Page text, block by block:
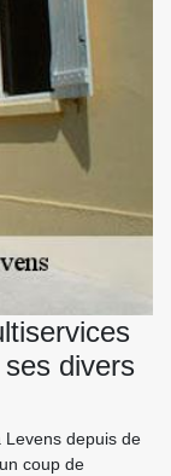
divers
Levens depuis de
coup de